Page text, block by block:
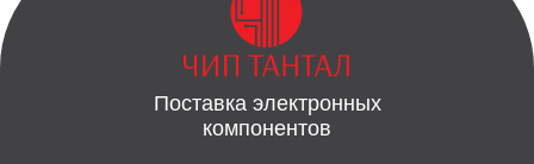
Поставка электронных
компонентов